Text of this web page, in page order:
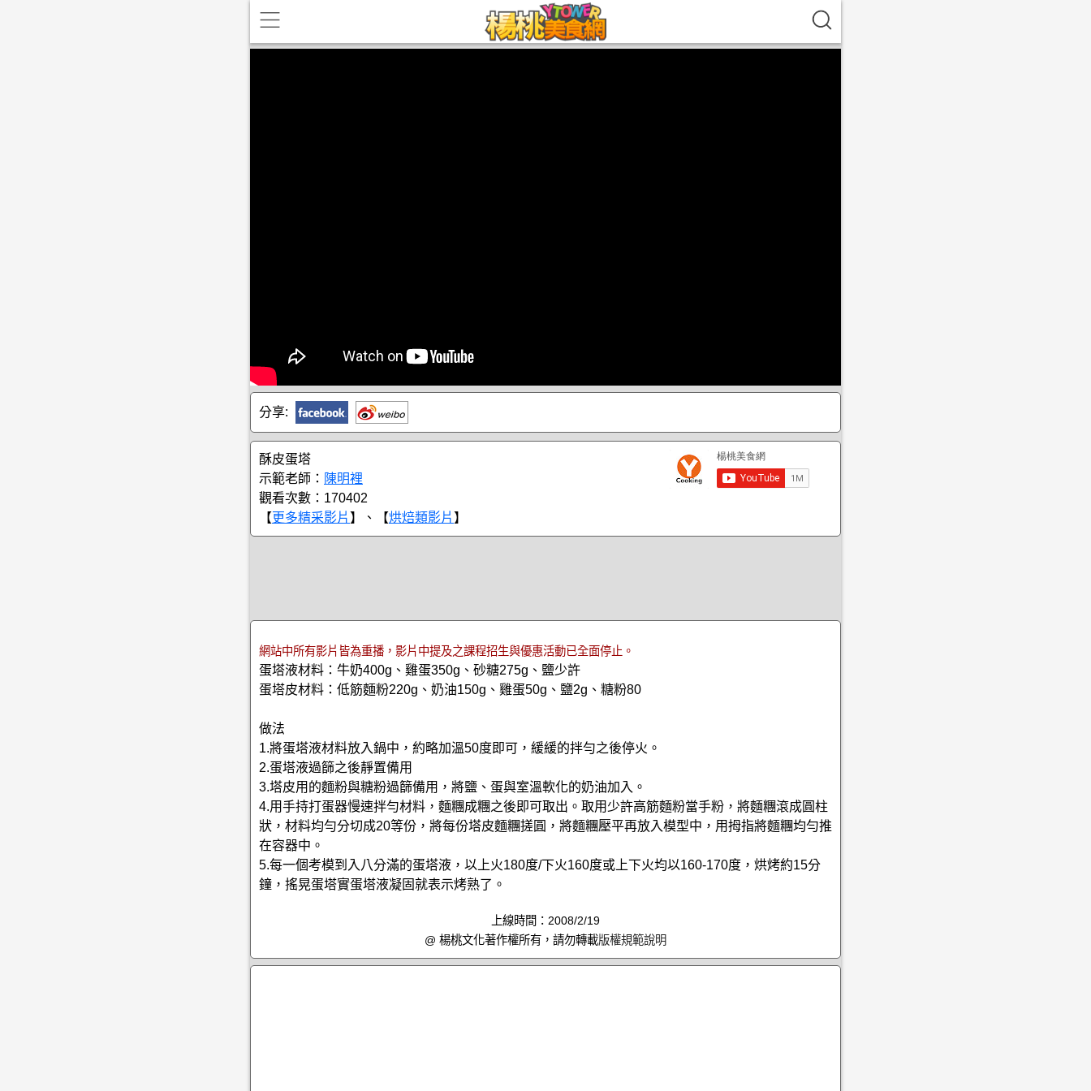
分享:
酥皮蛋塔
示範老師： 陳明裡
觀看次數：170402
【更多精采影片 】、【烘焙類影片 】
網站中所有影片皆為重播，影片中提及之課程招生與優惠活動已全面停止。
蛋塔液材料：牛奶400g、雞蛋350g、砂糖275g、鹽少許
蛋塔皮材料：低筋麵粉220g、奶油150g、雞蛋50g、鹽2g、糖粉80
做法
1.將蛋塔液材料放入鍋中，約略加溫50度即可，緩緩的拌勻之後停火。
2.蛋塔液過篩之後靜置備用
3.塔皮用的麵粉與糖粉過篩備用，將鹽、蛋與室溫軟化的奶油加入。
4.用手持打蛋器慢速拌勻材料，麵糰成糰之後即可取出。取用少許高筋麵粉當手粉，將麵糰滾成圓柱
狀，材料均勻分切成20等份，將每份塔皮麵糰搓圓，將麵糰壓平再放入模型中，用拇指將麵糰均勻推
在容器中。
5.每一個考模到入八分滿的蛋塔液，以上火180度/下火160度或上下火均以160-170度，烘烤約15分
鐘，搖晃蛋塔實蛋塔液凝固就表示烤熟了。
上線時間：2008/2/19
@ 楊桃文化著作權所有，請勿轉載版權規範說明